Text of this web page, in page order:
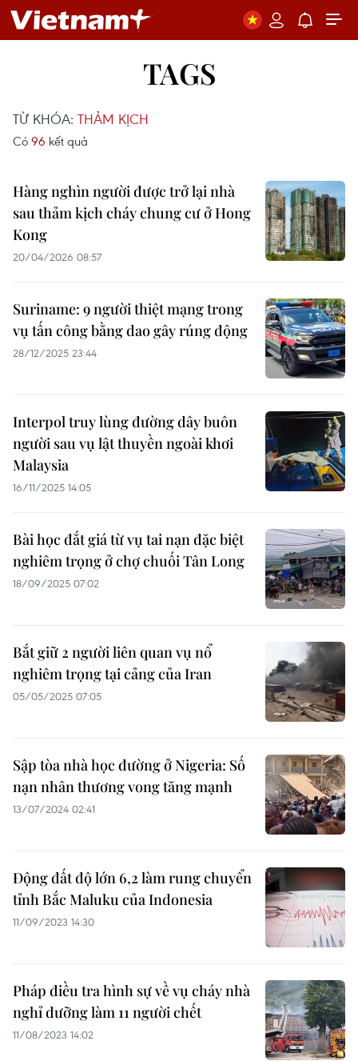
TAGS
TỪ KHÓA: THẢM KỊCH
Có 96 kết quả
Hàng nghìn người được trở lại nhà
sau thảm kịch cháy chung cư ở Hong
Kong
20/04/2026 08:57
Suriname: 9 người thiệt mạng trong
vụ tấn công bằng dao gây rúng động
28/12/2025 23:44
Interpol truy lùng đường dây buôn
người sau vụ lật thuyền ngoài khơi
Malaysia
16/11/2025 14:05
Bài học đắt giá từ vụ tai nạn đặc biệt
nghiêm trọng ở chợ chuối Tân Long
18/09/2025 07:02
Bắt giữ 2 người liên quan vụ nổ
nghiêm trọng tại cảng của Iran
05/05/2025 07:05
Sập tòa nhà học đường ở Nigeria: Số
nạn nhân thương vong tăng mạnh
13/07/2024 02:41
Động đất độ lớn 6,2 làm rung chuyển
tỉnh Bắc Maluku của Indonesia
11/09/2023 14:30
Pháp điều tra hình sự về vụ cháy nhà
nghỉ dưỡng làm 11 người chết
11/08/2023 14:02